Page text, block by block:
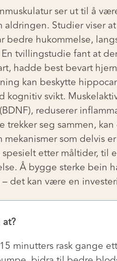
ser ut til å
aldringen. Studier viser
bedre hukommelse,
tvillingstudie fant at
hadde best bevart
kan beskytte
kognitiv svikt.
reduserer
trekker seg sammen,
mekanismer som delvis
etter måltider, til
Å bygge sterke bein
det kan være en
minutters rask gange